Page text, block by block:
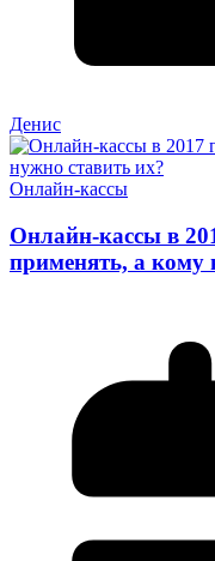
Денис
Онлайн-кассы
Онлайн-кассы в
применять, а кому